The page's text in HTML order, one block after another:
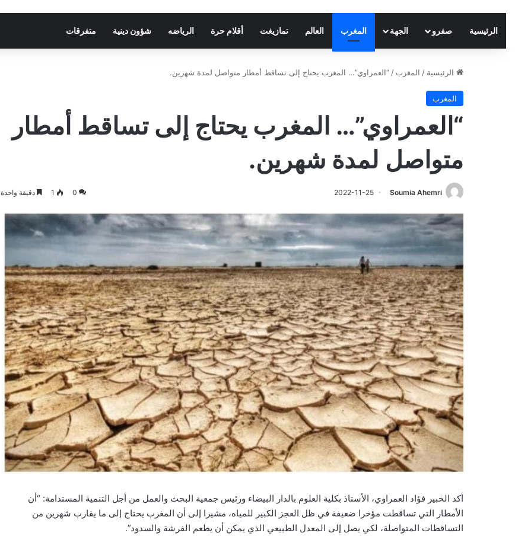
الرئيسية صفرو الجهة المغرب العالم تمازيغت أقلام حرة الرياضه شؤون دينية متفرقات
الرئيسية / المغرب / “العمراوي”… المغرب يحتاج إلى تساقط أمطار متواصل لمدة شهرين.
المغرب
“العمراوي”… المغرب يحتاج إلى تساقط أمطار
متواصل لمدة شهرين.
Soumia Ahemri
2022-11-25
0
1 دقيقة واحدة
أكد الخبير فؤاد العمراوي، الأستاذ بكلية العلوم بالدار البيضاء ورئيس جمعية البحث والعمل من أجل التنمية المستدامة: “أن
الأمطار التي تساقطت مؤخرا ضعيفة في ظل العجز الكبير للمياه، مشيرا إلى أن المغرب يحتاج إلى ما يقارب شهرين من
التساقطات المتواصلة، لكي يصل إلى المعدل الطبيعي الذي يمكن أن يطعم الفرشة والسدود”.